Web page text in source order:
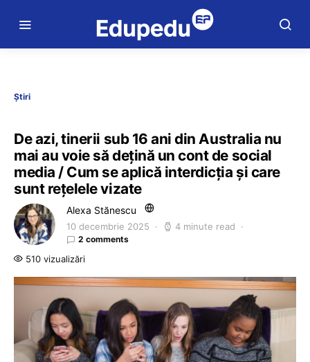
Știri
De azi, tinerii sub 16 ani din Australia nu
mai au voie să dețină un cont de social
media / Cum se aplică interdicția și care
sunt rețelele vizate
Alexa Stănescu
10 decembrie 2025 4 minute read
2 comments
510 vizualizări